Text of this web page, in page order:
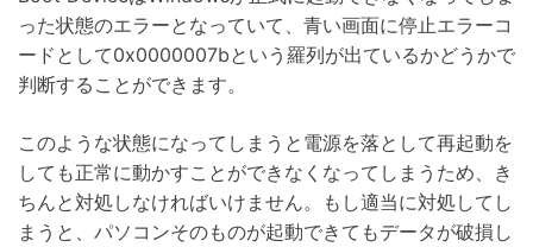
った状態のエラーとなっていて、青い画面に停止エラーコ
ードとして0x0000007bという羅列が出ているかどうかで
判断することができます。
このような状態になってしまうと電源を落として再起動を
しても正常に動かすことができなくなってしまうため、き
ちんと対処しなければいけません。もし適当に対処してし
まうと、パソコンそのものが起動できてもデータが破損し